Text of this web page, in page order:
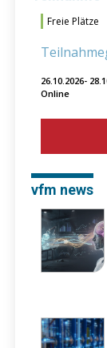
Freie Plätze
26.10.2026-
Online
vfm news